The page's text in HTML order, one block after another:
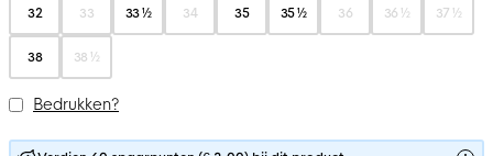
32 33 33 ½ 34 35 35 ½ 36 36 ½ 37 ½
38 38 ½
Bedrukken?